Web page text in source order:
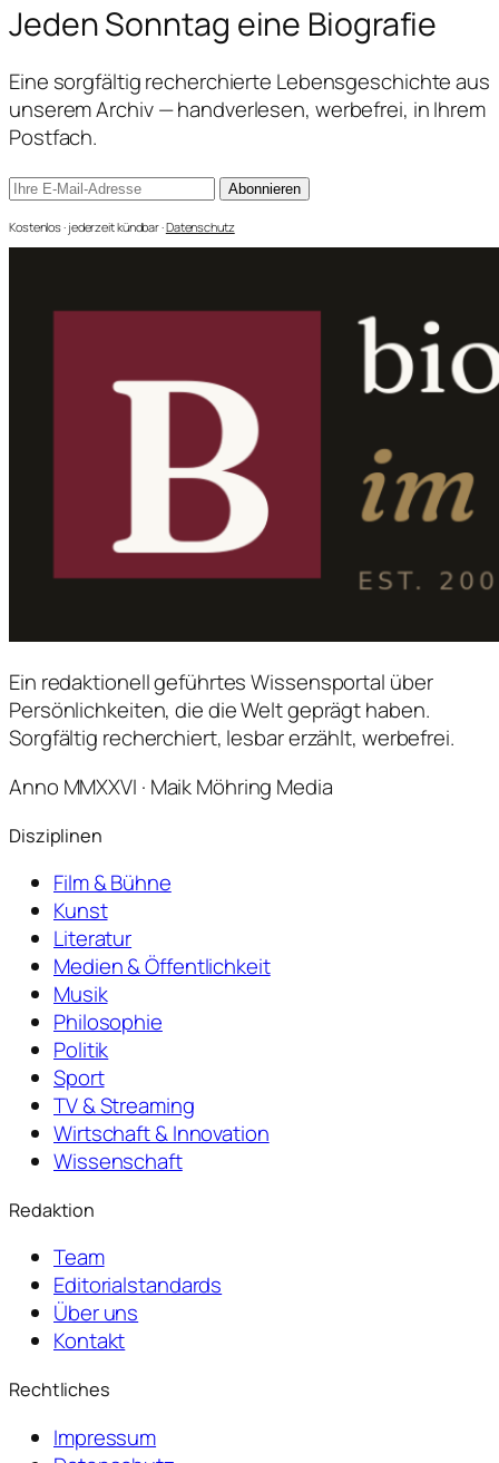
Jeden Sonntag eine Biografie
Eine sorgfältig recherchierte Lebensgeschichte aus
unserem Archiv — handverlesen, werbefrei, in Ihrem
Postfach.
Abonnieren
Kostenlos · jederzeit kündbar ·Datenschutz
Ein redaktionell geführtes Wissensportal über
Persönlichkeiten, die die Welt geprägt haben.
Sorgfältig recherchiert, lesbar erzählt, werbefrei.
Anno MMXXVI · Maik Möhring Media
Disziplinen
Film & Bühne
Kunst
Literatur
Medien & Öffentlichkeit
Musik
Philosophie
Politik
Sport
TV & Streaming
Wirtschaft & Innovation
Wissenschaft
Redaktion
Team
Editorialstandards
Über uns
Kontakt
Rechtliches
Impressum